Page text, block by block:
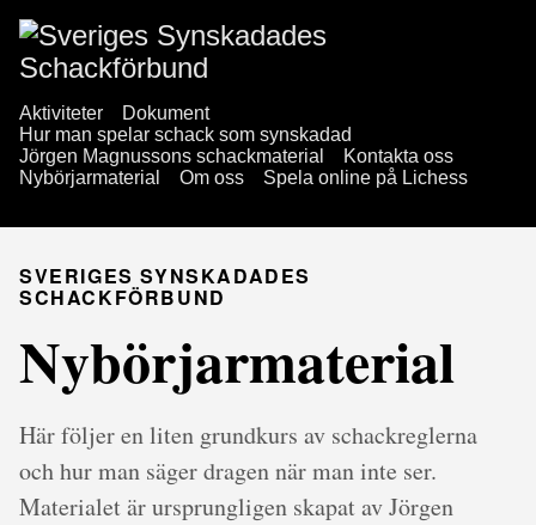
Aktiviteter
Dokument
Hur man spelar schack som synskadad
Jörgen Magnussons schackmaterial
Kontakta oss
Nybörjarmaterial
Om oss Spela online på Lichess
SVERIGES SYNSKADADES
SCHACKFÖRBUND
Nybörjarmaterial
Här följer en liten grundkurs av schackreglerna
och hur man säger dragen när man inte ser.
Materialet är ursprungligen skapat av Jörgen